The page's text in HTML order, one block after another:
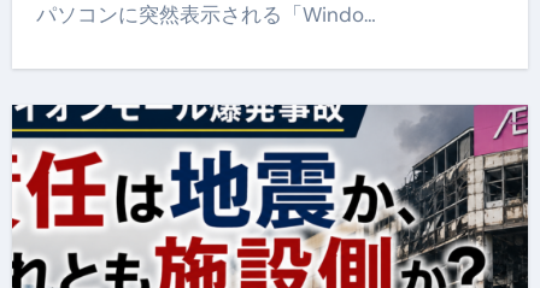
パソコンに突然表示される「Windo…